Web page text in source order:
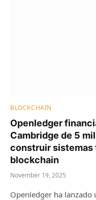
BLOCKCHAIN
Openledger
Cambridge de 5
construir sistemas
blockchain
November 19, 2025
Openledger ha lanzado